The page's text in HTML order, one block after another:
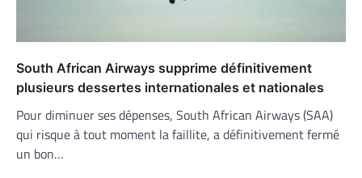
South African Airways supprime définitivement
plusieurs dessertes internationales et nationales
Pour diminuer ses dépenses, South African Airways (SAA)
qui risque à tout moment la faillite, a définitivement fermé
un bon…